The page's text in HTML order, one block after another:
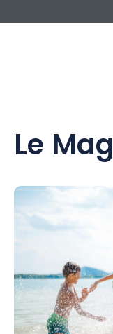
Le Mag